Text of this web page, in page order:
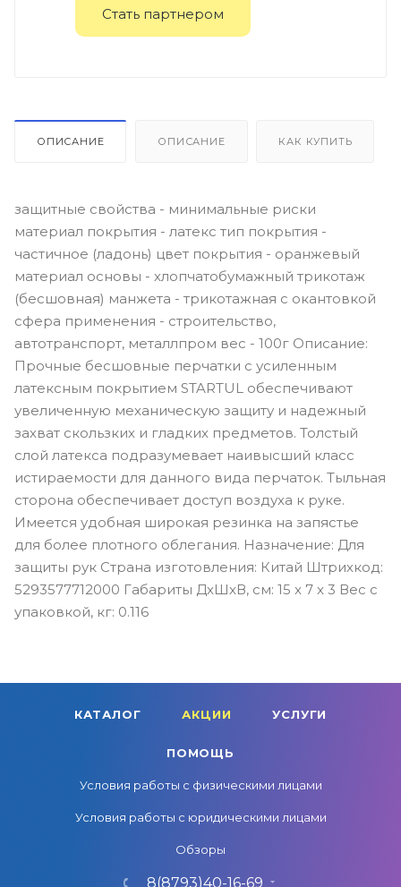
Стать партнером
ОПИСАНИЕ ОПИСАНИЕ КАК КУПИТЬ
защитные свойства - минимальные риски
материал покрытия - латекс тип покрытия -
частичное (ладонь) цвет покрытия - оранжевый
материал основы - хлопчатобумажный трикотаж
(бесшовная) манжета - трикотажная с окантовкой
сфера применения - строительство,
автотранспорт, металлпром вес - 100г Описание:
Прочные бесшовные перчатки с усиленным
латексным покрытием STARTUL обеспечивают
увеличенную механическую защиту и надежный
захват скользких и гладких предметов. Толстый
слой латекса подразумевает наивысший класс
истираемости для данного вида перчаток. Тыльная
сторона обеспечивает доступ воздуха к руке.
Имеется удобная широкая резинка на запястье
для более плотного облегания. Назначение: Для
защиты рук Страна изготовления: Китай Штрихкод:
5293577712000 Габариты ДxШxВ, см: 15 x 7 x 3 Вес с
упаковкой, кг: 0.116
КАТАЛОГ АКЦИИ УСЛУГИ
ПОМОЩЬ
Условия работы с физическими лицами
Условия работы с юридическими лицами
Обзоры
8(8793)40-16-69